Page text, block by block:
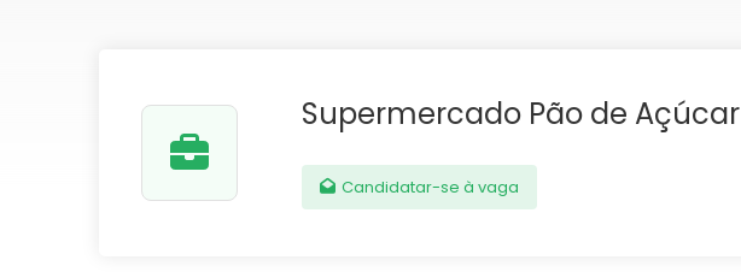
Supermercado Pão de Açúcar
Candidatar-se à vaga